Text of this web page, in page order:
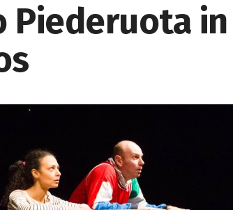
Piederuota